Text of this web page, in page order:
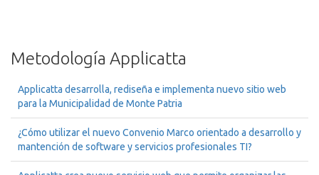
Metodología Applicatta
Applicatta desarrolla, rediseña e implementa nuevo sitio web
para la Municipalidad de Monte Patria
¿Cómo utilizar el nuevo Convenio Marco orientado a desarrollo y
mantención de software y servicios profesionales TI?